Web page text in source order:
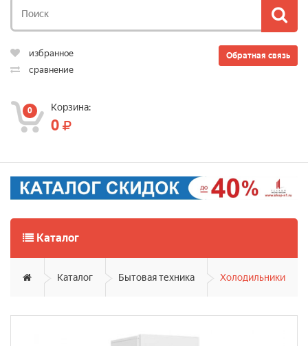
Обратная связь
избранное
сравнение
0 Корзина:
0
Каталог
Каталог Бытовая техника Холодильники